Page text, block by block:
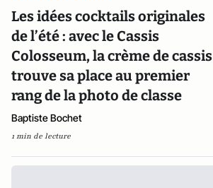
Les idées cocktails originales
de l’été : avec le Cassis
Colosseum, la crème de cassis
trouve sa place au premier
rang de la photo de classe
Baptiste Bochet
1 min de lecture